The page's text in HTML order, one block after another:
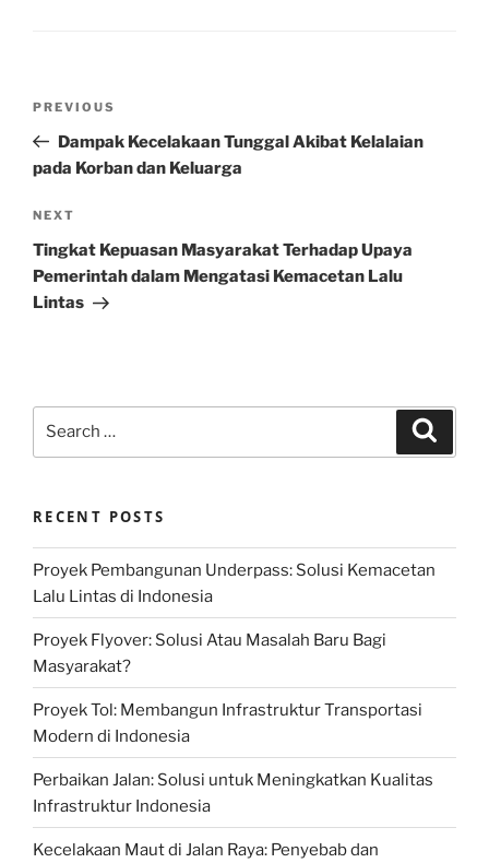
Previous
Post
PREVIOUS
Dampak Kecelakaan Tunggal Akibat Kelalaian
pada Korban dan Keluarga
Next
Post
NEXT
Tingkat Kepuasan Masyarakat Terhadap Upaya
Pemerintah dalam Mengatasi Kemacetan Lalu
Lintas
RECENT POSTS
Proyek Pembangunan Underpass: Solusi Kemacetan
Lalu Lintas di Indonesia
Proyek Flyover: Solusi Atau Masalah Baru Bagi
Masyarakat?
Proyek Tol: Membangun Infrastruktur Transportasi
Modern di Indonesia
Perbaikan Jalan: Solusi untuk Meningkatkan Kualitas
Infrastruktur Indonesia
Kecelakaan Maut di Jalan Raya: Penyebab dan